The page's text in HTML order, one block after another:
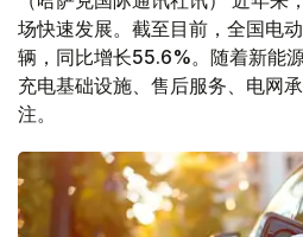
场快速发展。截至目前，全国电
辆，同比增长55.6%。随着新能
充电基础设施、售后服务、电网
注。